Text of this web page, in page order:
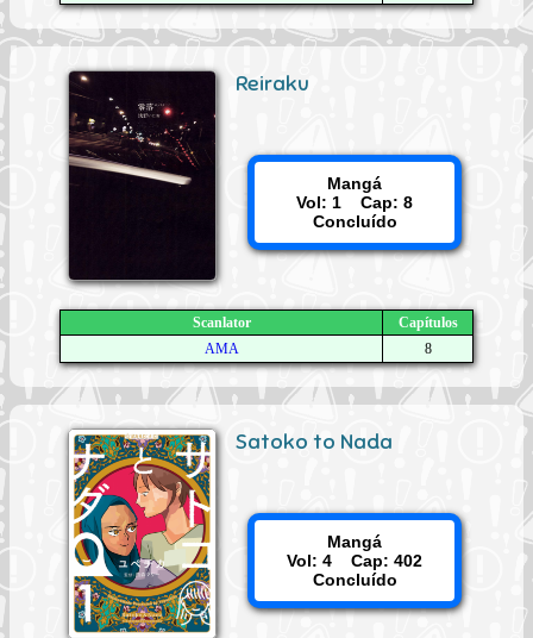
Reiraku
Mangá
Vol: 1 Cap: 8
Concluído
Scanlator
Capítulos
AMA
8
Satoko to Nada
Mangá
Vol: 4 Cap: 402
Concluído